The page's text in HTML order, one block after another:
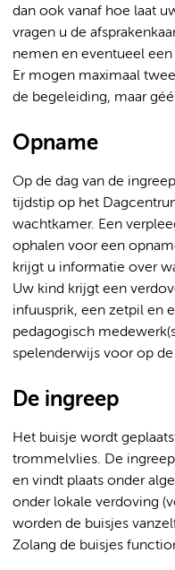
dan ook vanaf hoe laat
vragen u de
nemen en eventueel
Er mogen maximaal
de begeleiding, maar
Opname
Op de dag van de
tijdstip op het
wachtkamer. Een
ophalen voor een
krijgt u informatie over
Uw kind krijgt een
infuusprik, een zetpil en
pedagogisch
spelenderwijs voor op
De ingreep
Het buisje wordt
trommelvlies. De
en vindt plaats onder
onder lokale verdoving
worden de buisjes
Zolang de buisjes